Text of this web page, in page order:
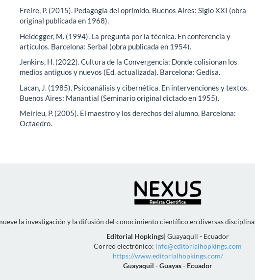
Freire, P. (2015). Pedagogía del oprimido. Buenos Aires: Siglo XXI (obra
original publicada en 1968).
Heidegger, M. (1994). La pregunta por la técnica. En conferencia y
artículos. Barcelona: Serbal (obra publicada en 1954).
Jenkins, H. (2022). Cultura de la Convergencia: Donde colisionan los
medios antiguos y nuevos (Ed. actualizada). Barcelona: Gedisa.
Lacan, J. (1985). Psicoanálisis y cibernética. En intervenciones y textos.
Buenos Aires: Manantial (Seminario original dictado en 1955).
Meirieu, P. (2005). El maestro y los derechos del alumno. Barcelona:
Octaedro.
la investigación y la difusión del conocimiento científico en diversas
Editorial Hopkings| Guayaquil - Ecuador
Correo electrónico: info@editorialhopkings.com
https://www.editorialhopkings.com/
Guayaquil - Guayas - Ecuador